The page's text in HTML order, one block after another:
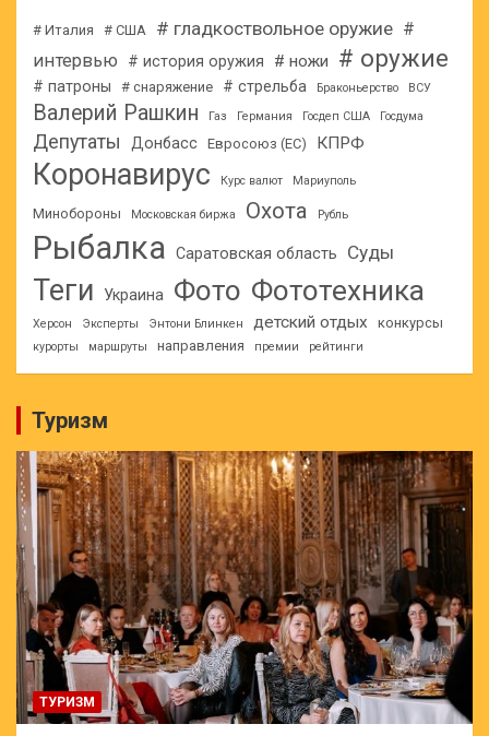
# Италия # США # гладкоствольное оружие #
интервью
# история оружия # ножи # оружие
# патроны # снаряжение # стрельба Браконьерство ВСУ
Валерий Рашкин Газ Германия Госдеп США Госдума
Депутаты Донбасс Евросоюз (ЕС) КПРФ
Коронавирус Курс валют Мариуполь
Минобороны Московская биржа Охота Рубль
Рыбалка Саратовская область Суды
Теги Украина Фото Фототехника
Херсон Эксперты Энтони Блинкен детский отдых конкурсы
курорты маршруты направления премии рейтинги
Туризм
ТУРИЗМ